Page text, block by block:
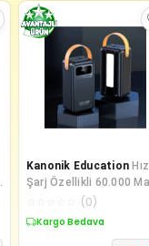
Kanonik Education
Şarj Özellikli 60.000
Powerbank(0)
Kargo Bedava